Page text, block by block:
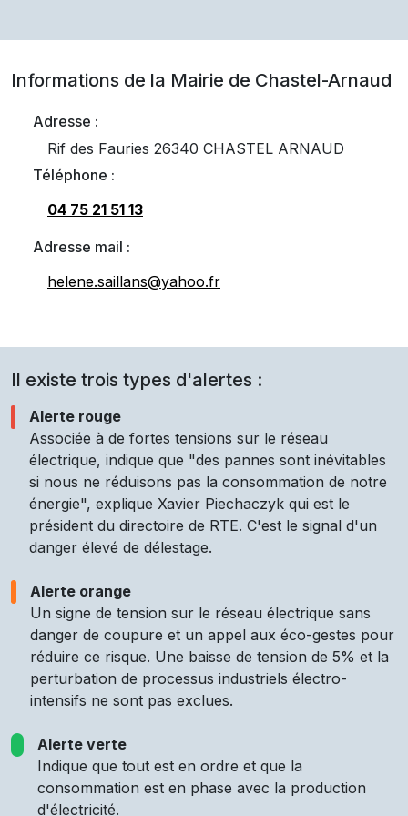
Informations de la Mairie de Chastel-Arnaud
Adresse :
Rif des Fauries 26340 CHASTEL ARNAUD
Téléphone :
04 75 21 51 13
Adresse mail :
helene.saillans@yahoo.fr
Il existe trois types d'alertes :
Alerte rouge
Associée à de fortes tensions sur le réseau
électrique, indique que "des pannes sont inévitables
si nous ne réduisons pas la consommation de notre
énergie", explique Xavier Piechaczyk qui est le
président du directoire de RTE. C'est le signal d'un
danger élevé de délestage.
Alerte orange
Un signe de tension sur le réseau électrique sans
danger de coupure et un appel aux éco-gestes pour
réduire ce risque. Une baisse de tension de 5% et la
perturbation de processus industriels électro-
intensifs ne sont pas exclues.
Alerte verte
Indique que tout est en ordre et que la
consommation est en phase avec la production
d'électricité.